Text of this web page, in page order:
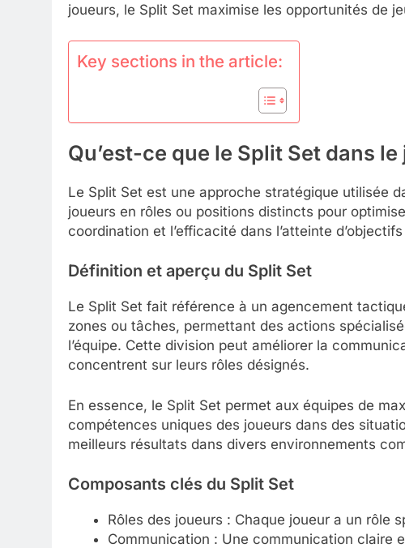
joueurs, le Split Set maximise les opportunités de
Key sections in the article:
Qu’est-ce que le Split Set dans
Le Split Set est une approche stratégique utilisée
joueurs en rôles ou positions distincts pour
coordination et l’efficacité dans l’atteinte
Définition et aperçu du Split Set
Le Split Set fait référence à un agencement
zones ou tâches, permettant des actions
l’équipe. Cette division peut améliorer la
concentrent sur leurs rôles désignés.
En essence, le Split Set permet aux équipes de
compétences uniques des joueurs dans des
meilleurs résultats dans divers environnements
Composants clés du Split Set
Rôles des joueurs : Chaque joueur a un rôle
Communication : Une communication claire